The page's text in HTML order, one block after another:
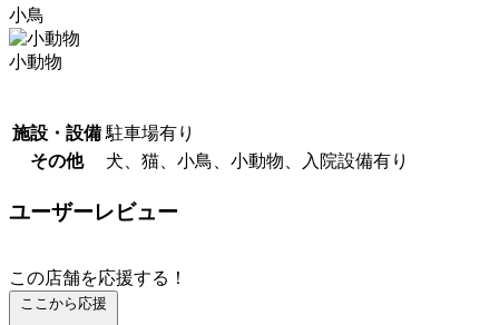
小鳥
小動物
施設・設備 駐車場有り
その他
犬、猫、小鳥、小動物、入院設備有り
ユーザーレビュー
この店舗を応援する！
ここから応援